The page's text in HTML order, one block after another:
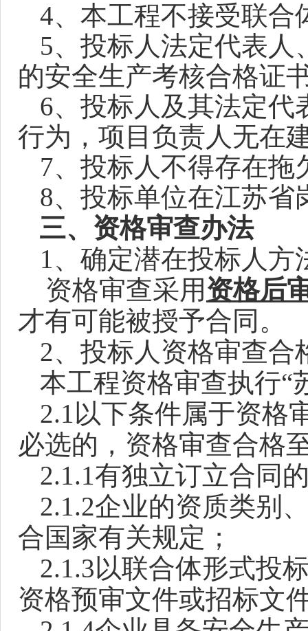
4、本工程不接受联合
5、投标人法定代表
的安全生产考核合格证
6、投标人及其法定
行为，项目负责人无在
7、投标人不得存在拖
8、投标单位在江苏省
三、资格审查办法
1、确定潜在投标人方
资格审查采用 资格后
才有可能被授予合同。
2、投标人资格审查合
本工程资格审查执行“
2.1以下条件属于资格
必选的，资格审查合格
2.1.1有独立订立合同
2.1.2企业的资质类别
合国家有关规定 ；
2.1.3以联合体形式投
资格预审文件或招标文